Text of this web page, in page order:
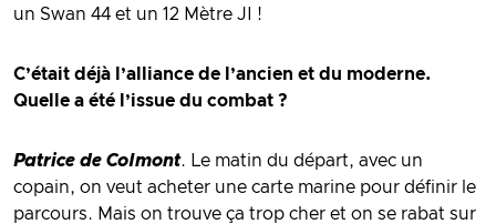
un Swan 44 et un 12 Mètre JI !
C’était déjà l’alliance de l’ancien et du moderne.
Quelle a été l’issue du combat ?
Patrice de Colmont. Le matin du départ, avec un
copain, on veut acheter une carte marine pour définir le
parcours. Mais on trouve ça trop cher et on se rabat sur